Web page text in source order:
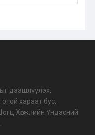
дээшлүүлэх,
хараат бус,
Хөгжлийн Үндэсний